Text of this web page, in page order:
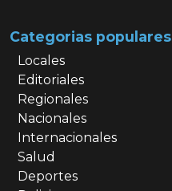
Categorias populares
Locales
Editoriales
Regionales
Nacionales
Internacionales
Salud
Deportes